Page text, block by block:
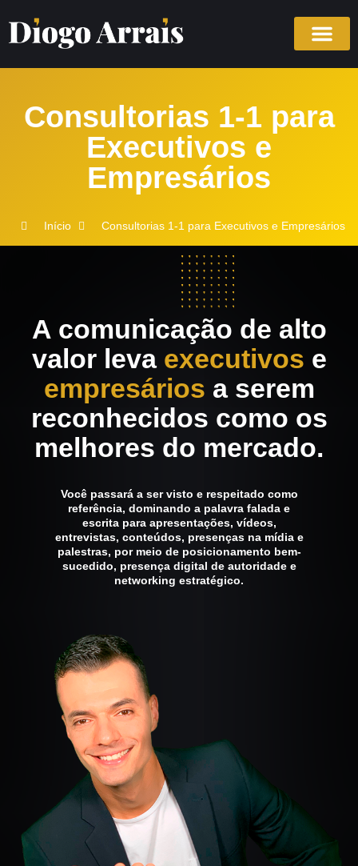
Consultorias 1-1 para
Executivos e
Empresários
Início Consultorias 1-1 para Executivos e Empresários
A comunicação de alto
valor leva executivos e
empresários a serem
reconhecidos como os
melhores do mercado.
Você passará a ser visto e respeitado como
referência, dominando a palavra falada e
escrita para apresentações, vídeos,
entrevistas, conteúdos, presenças na mídia e
palestras, por meio de posicionamento bem-
sucedido, presença digital de autoridade e
networking estratégico.